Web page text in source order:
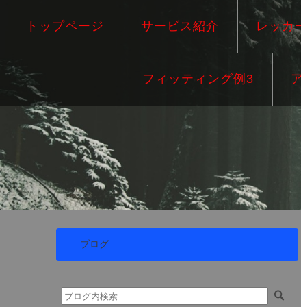
トップページ サービス紹介 レッカ
フィッティング例3
ブログ